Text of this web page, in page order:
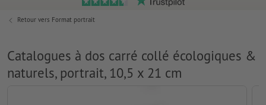
Retour vers Format portrait
Catalogues à dos carré collé écologiques &
naturels, portrait, 10,5 x 21 cm